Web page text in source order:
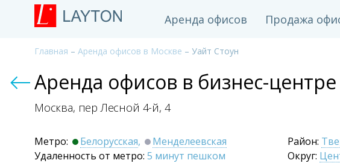
Аренда офисов Продажа
Главная – Аренда офисов в Москве – Уайт Стоун
Аренда офисов в бизнес-центре
Москва, пер Лесной 4-й, 4
Метро: Белорусская,
Менделеевская
Удаленность от метро: 5 минут пешком
Район:
Округ: